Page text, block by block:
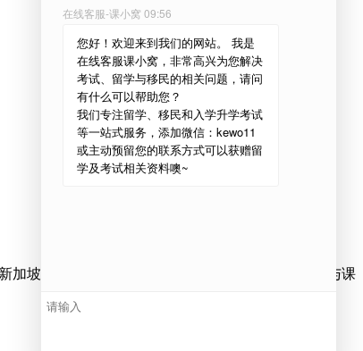
加坡物流管理学院官方网站，仅为用户提供该院校与课